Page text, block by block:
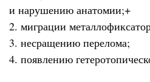
и нарушению анатомии;+
2. миграции
3. несращению перелома;
4. появлению